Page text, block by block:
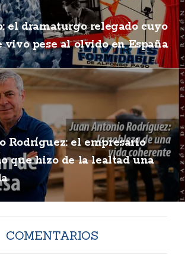
el dramaturgo relegado cuyo
vivo pese al olvido en España
Rodríguez: el empresario
que hizo de la lealtad una
COMENTARIOS